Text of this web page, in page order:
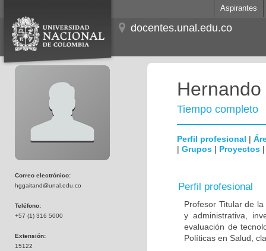
Aspirantes
docentes.unal.edu.co
Correo electrónico:
hggaitand@unal.edu.co
Teléfono:
+57 (1) 316 5000
Extensión:
15122
Tiempo completo
Perfil profesional |
| Grupos | Proyectos
Perfil profesional
Profesor Titular de
y administrativa,
evaluación de
Políticas en Salud,